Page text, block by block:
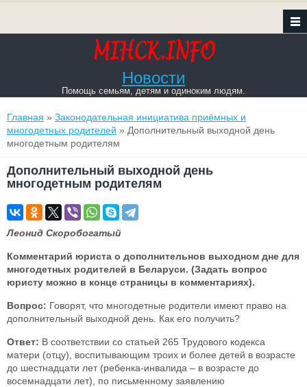
Новости
Помощь семьям, детям и одиноким людям.
Вы здесь
Главная » Законодательная инициатива приёмных и
многодетных родителей » Дополнительный выходной день
многодетным родителям
Дополнительный выходной день
многодетным родителям
Леонид Скоробогатый
Комментарий юриста о дополнительнов выходном дне для
многодетных родителей в Беларуси. (Задать вопрос
юристу можно в конце страницы в комментариях).
Вопрос: Говорят, что многодетные родители имеют право на
дополнительный выходной день. Как его получить?
Ответ: В соответствии со статьей 265 Трудового кодекса
матери (отцу), воспитывающим троих и более детей в возрасте
до шестнадцати лет (ребенка-инвалида – в возрасте до
восемнадцати лет), по письменному заявлению